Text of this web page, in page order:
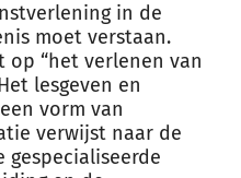
in de
moet verstaan.
op “het verlenen van
lesgeven en
vorm van
verwijst naar de